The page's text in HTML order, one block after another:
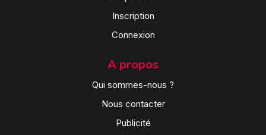
Inscription
Connexion
A propos
Qui sommes-nous ?
Nous contacter
Publicité